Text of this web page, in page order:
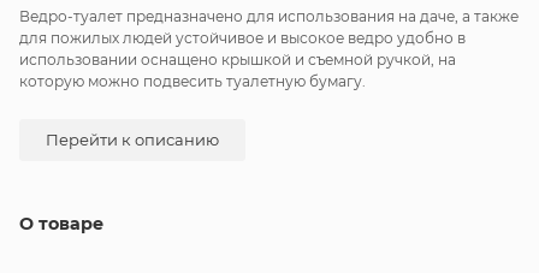
Ведро-туалет предназначено для использования на даче, а также
для пожилых людей устойчивое и высокое ведро удобно в
использовании оснащено крышкой и съемной ручкой, на
которую можно подвесить туалетную бумагу.
Перейти к описанию
О товаре